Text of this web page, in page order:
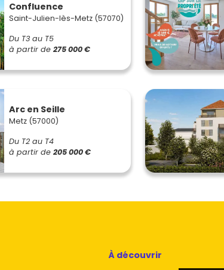
Confluence
Saint-Julien-lès-Metz (57070)
Du T3 au T5
à partir de 275 000 €
Arc en Seille
Metz (57000)
Du T2 au T4
à partir de 205 000 €
À découvrir